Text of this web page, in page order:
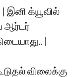
| இனி க்யூவில்
ஆர்டர்
|
விலைக்கு